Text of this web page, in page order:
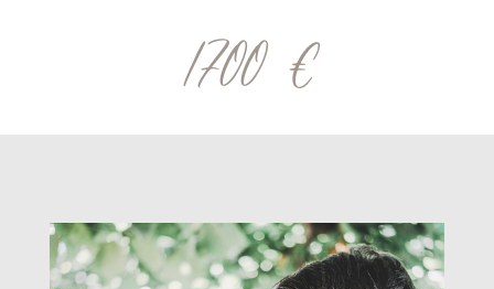
1700 €